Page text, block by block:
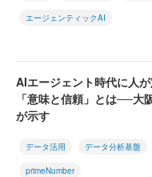
エージェンティックAI
AIエージェント時代に人
「意味と信頼」とは──大
が示す
データ活用 データ分析基盤
primeNumber